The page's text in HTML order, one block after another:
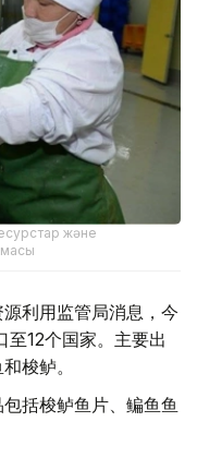
және
利用监管局消息，今
12个国家。主要出
梭鲈。
括梭鲈鱼片、鳊鱼鱼